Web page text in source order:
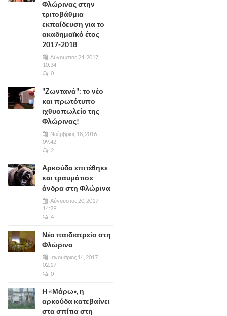
Φλώρινας στην
τριτοβάθμια
εκπαίδευση για το
ακαδημαϊκό έτος
2017-2018
Αύγουστος 24, 2017
10:34
0
"Ζωντανά": το νέο
και πρωτότυπο
ιχθυοπωλείο της
Φλώρινας!
Νοέμβριος 18, 2016
09:42
2
Αρκούδα επιτέθηκε
και τραυμάτισε
άνδρα στη Φλώρινα
Αύγουστος 20, 2017
14:29
4
Νέο παιδιατρείο στη
Φλώρινα
Ιανουάριος 14, 2017
02:17
0
Η «Μάρω», η
αρκούδα κατεβαίνει
στα σπίτια στη